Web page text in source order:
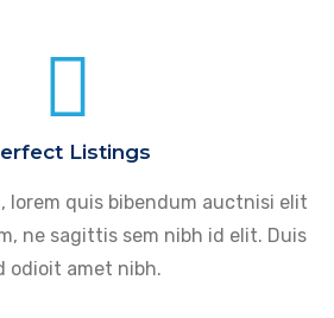
Listings
lorem quis bibendum auctnisi elit
ne sagittis sem nibh id elit. Duis
odioit amet nibh.